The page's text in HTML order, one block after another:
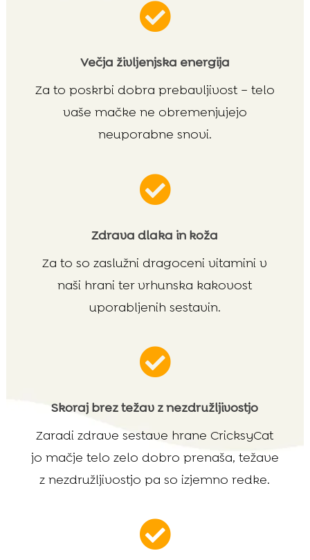

Večja življenjska energija
Za to poskrbi dobra prebavljivost – telo
vaše mačke ne obremenjujejo
neuporabne snovi.

Zdrava dlaka in koža
Za to so zaslužni dragoceni vitamini v
naši hrani ter vrhunska kakovost
uporabljenih sestavin.

Skoraj brez težav z nezdružljivostjo
Zaradi zdrave sestave hrane CricksyCat
jo mačje telo zelo dobro prenaša, težave
z nezdružljivostjo pa so izjemno redke.
